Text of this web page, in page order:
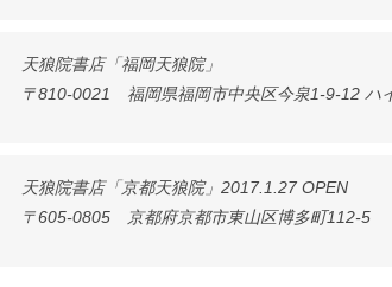
天狼院書店「福岡天狼院」
〒810-0021 福岡県福岡市中央区今泉1-9-12 ハ
天狼院書店「京都天狼院」2017.1.27 OPEN
〒605-0805 京都府京都市東山区博多町112-5